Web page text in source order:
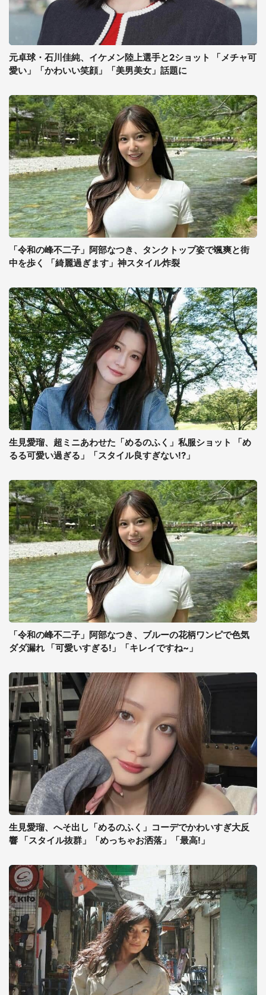
元卓球・石川佳純、イケメン陸上選手と2ショット 「メチャ可
愛い」「かわいい笑顔」「美男美女」話題に
「令和の峰不二子」阿部なつき、タンクトップ姿で颯爽と街
中を歩く 「綺麗過ぎます」神スタイル炸裂
生見愛瑠、超ミニあわせた「めるのふく」私服ショット 「め
るる可愛い過ぎる」「スタイル良すぎない!?」
「令和の峰不二子」阿部なつき、ブルーの花柄ワンピで色気
ダダ漏れ 「可愛いすぎる!」「キレイですね~」
生見愛瑠、へそ出し「めるのふく」コーデでかわいすぎ大反
響 「スタイル抜群」「めっちゃお洒落」「最高!」